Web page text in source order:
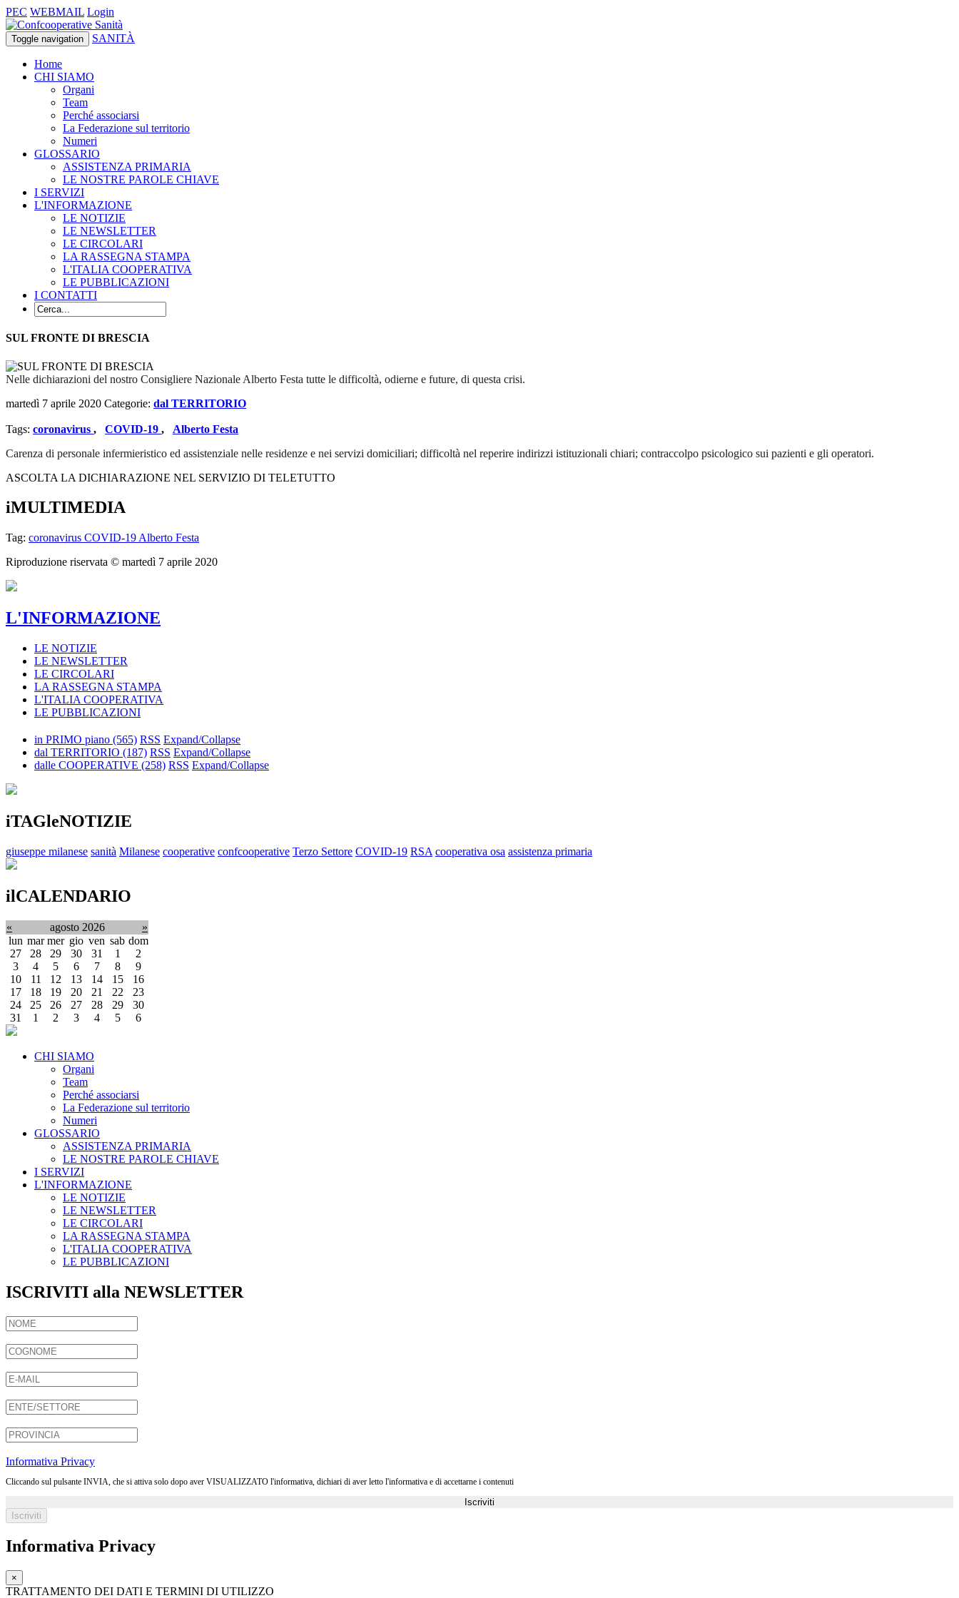
PEC WEBMAIL Login
Toggle navigation SANITÀ
Home
CHI SIAMO
Organi
Team
Perché associarsi
La Federazione sul territorio
Numeri
GLOSSARIO
ASSISTENZA PRIMARIA
LE NOSTRE PAROLE CHIAVE
I SERVIZI
L'INFORMAZIONE
LE NOTIZIE
LE NEWSLETTER
LE CIRCOLARI
LA RASSEGNA STAMPA
L'ITALIA COOPERATIVA
LE PUBBLICAZIONI
I CONTATTI
SUL FRONTE DI BRESCIA
Nelle dichiarazioni del nostro Consigliere Nazionale Alberto Festa tutte le difficoltà, odierne e future, di questa crisi.
martedì 7 aprile 2020 Categorie: dal TERRITORIO
Tags: coronavirus , COVID-19 , Alberto Festa
Carenza di personale infermieristico ed assistenziale nelle residenze e nei servizi domiciliari; difficoltà nel reperire indirizzi istituzionali chiari; contraccolpo psicologico sui pazienti e gli operatori.
ASCOLTA LA DICHIARAZIONE NEL SERVIZIO DI TELETUTTO
iMULTIMEDIA
Tag: coronavirus COVID-19 Alberto Festa
Riproduzione riservata © martedì 7 aprile 2020
L'INFORMAZIONE
LE NOTIZIE
LE NEWSLETTER
LE CIRCOLARI
LA RASSEGNA STAMPA
L'ITALIA COOPERATIVA
LE PUBBLICAZIONI
in PRIMO piano (565) RSS Expand/Collapse
dal TERRITORIO (187) RSS Expand/Collapse
dalle COOPERATIVE (258) RSS Expand/Collapse
iTAGleNOTIZIE
giuseppe milanese sanità Milanese cooperative confcooperative Terzo Settore COVID-19 RSA cooperativa osa assistenza primaria
ilCALENDARIO
« agosto 2026
»
lun mar mer gio ven sab dom
27
28 29 30 31 1
2
3
4 5 6 7 8
9
10
11 12 13 14 15
16
17
18 19 20 21 22
23
24
25 26 27 28 29
30
31
1 2 3 4 5 6
CHI SIAMO
Organi
Team
Perché associarsi
La Federazione sul territorio
Numeri
GLOSSARIO
ASSISTENZA PRIMARIA
LE NOSTRE PAROLE CHIAVE
I SERVIZI
L'INFORMAZIONE
LE NOTIZIE
LE NEWSLETTER
LE CIRCOLARI
LA RASSEGNA STAMPA
L'ITALIA COOPERATIVA
LE PUBBLICAZIONI
ISCRIVITI alla NEWSLETTER
Informativa Privacy
Cliccando sul pulsante INVIA, che si attiva solo dopo aver VISUALIZZATO l'informativa, dichiari di aver letto l'informativa e di accettarne i contenuti
Iscriviti
Informativa Privacy
×
TRATTAMENTO DEI DATI E TERMINI DI UTILIZZO